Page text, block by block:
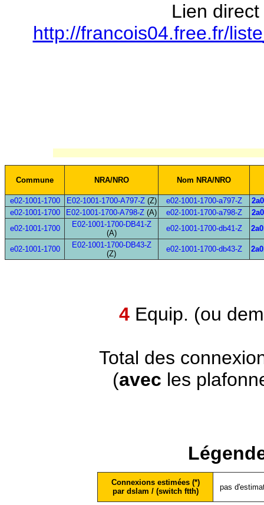
Lien
http://francois04.free.fr/
Commune NRA/NRO Nom NRA/NRO
e02-1001-1700 E02-1001-1700-A797-Z(Z) e02-1001-1700-a797-Z
e02-1001-1700
E02-1001-1700-A798-Z (A) e02-1001-1700-a798-Z
e02-1001-1700
E02-1001-1700-DB41-Z
(A)
e02-1001-1700-db41-Z
e02-1001-1700
E02-1001-1700-DB43-Z
(Z)
e02-1001-1700-db43-Z
4 Equip. (ou
Total des
(avec les
Connexions estimées (*)
par dslam / (switch ftth)
pas